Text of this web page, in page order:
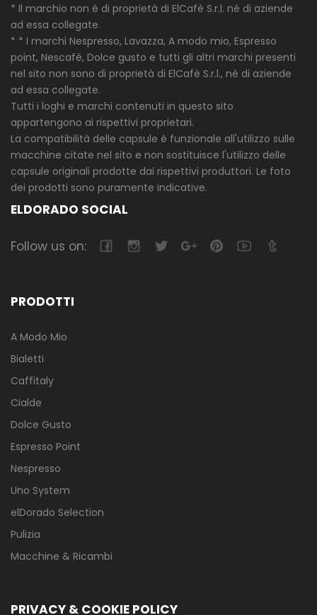
* Il marchio non è di proprietà di ElCafè S.r.l. né di aziende
ad essa collegate.
* * I marchi Nespresso, Lavazza, A modo mio, Espresso
point, Nescafè, Dolce gusto e tutti gli altri marchi presenti
nel sito non sono di proprietà di ElCafè S.r.l., nè di aziende
ad essa collegate.
Tutti i loghi e marchi contenuti in questo sito
appartengono ai rispettivi proprietari.
La compatibilità delle capsule è funzionale all'utilizzo sulle
macchine citate nel sito e non sostituisce l'utilizzo delle
capsule originali prodotte dai rispettivi produttori. Le foto
dei prodotti sono puramente indicative.
ELDORADO SOCIAL
Follow us on:
PRODOTTI
A Modo Mio
Bialetti
Caffitaly
Cialde
Dolce Gusto
Espresso Point
Nespresso
Uno System
elDorado Selection
Pulizia
Macchine & Ricambi
PRIVACY & COOKIE POLICY